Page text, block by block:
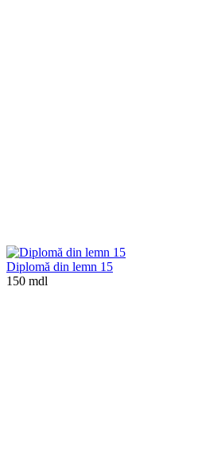
Diplomă din lemn 15
150 mdl